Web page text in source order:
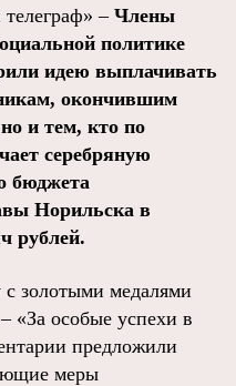
– Члены
политике
идею выплачивать
окончившим
и тем, кто по
серебряную
бюджета
Норильска в
рублей.
золотыми медалями
«За особые успехи в
предложили
меры